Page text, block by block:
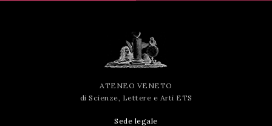
ATENEO VENETO
di Scienze, Lettere e Arti ETS
Sede legale